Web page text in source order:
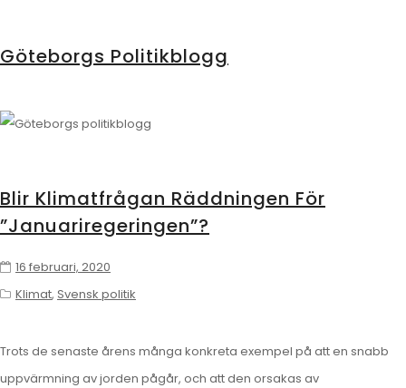
Göteborgs Politikblogg
Blir Klimatfrågan Räddningen För
”januariregeringen”?
16 februari, 2020
Klimat, Svensk politik
Trots de senaste årens många konkreta exempel på att en snabb
uppvärmning av jorden pågår, och att den orsakas av